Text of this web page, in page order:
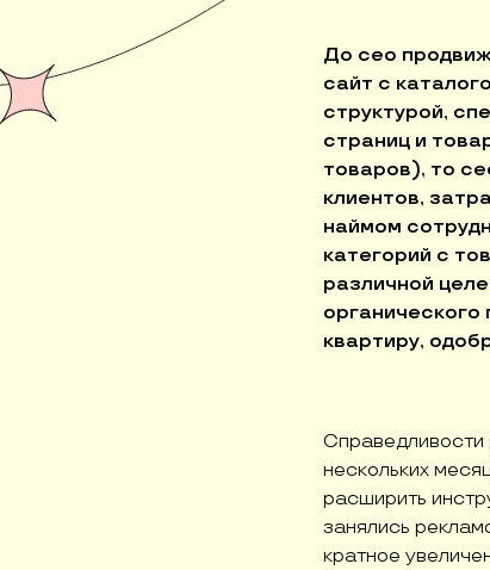
До сео
сайт с
структурой,
страниц и
товаров), то
клиентов,
наймом
категорий с
различной
органического
квартиру,
Справедливости
нескольких
расширить
занялись
кратное